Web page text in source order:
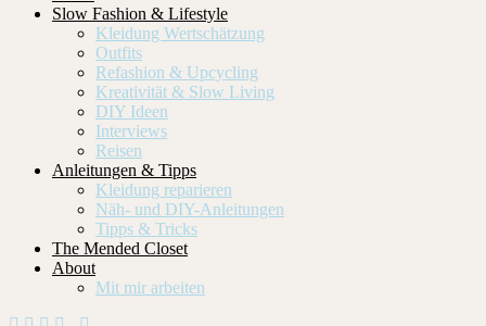
Slow Fashion & Lifestyle
Kleidung Wertschätzung
Outfits
Refashion & Upcycling
Kreativität & Slow Living
DIY Ideen
Interviews
Reisen
Anleitungen & Tipps
Kleidung reparieren
Näh- und DIY-Anleitungen
Tipps & Tricks
The Mended Closet
About
Mit mir arbeiten